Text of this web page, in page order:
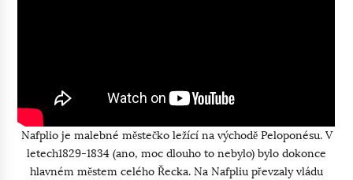
Nafplio je malebné městečko ležící na východě Peloponésu. V
letech1829-1834 (ano, moc dlouho to nebylo) bylo dokonce
hlavném městem celého Řecka. Na Nafpliu převzaly vládu